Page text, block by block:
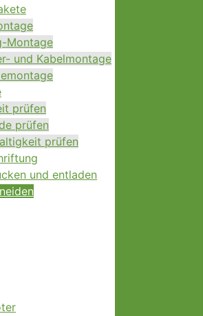
Montage
und Kabelmontage
prüfen
prüfen
prüfen
und entladen